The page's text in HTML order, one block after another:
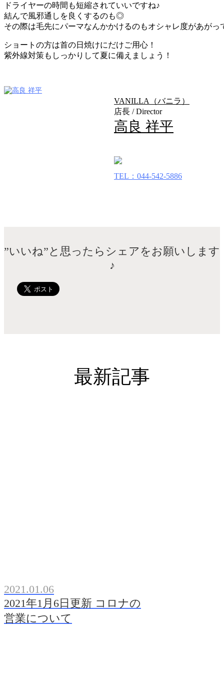
ドライヤーの時間も短縮されていいですね♪
結んで風邪通しを良くするのも◎
その際は毛先にパーマなんかかけるのもオシャレ度があがっ
ショートの方は首の日焼けにだけご用心！
紫外線対策もしっかりして夏に備えましょう！
VANILLA（バニラ）
店長 / Director
高良 祥平
TEL：044-542-5886
”いいね”と思ったらシェアをお願いします
♪
最新記事
2021.01.06
2021年1月6日更新 コロナの
営業について